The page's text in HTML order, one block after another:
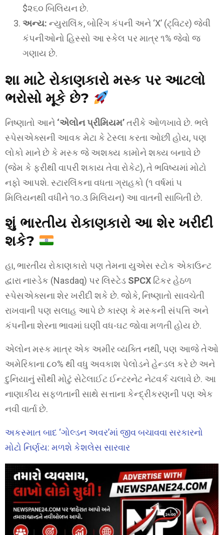
$૨૬૦ બિલિયન છે.
અન્ય: ન્યુરાલિંક, બોરિંગ કંપની અને ‘X’ (ટ્વિટર) જેવી
કંપનીઓનો હિસ્સો આ સ્કેલ પર માત્ર ૧% જેવો જ
ગણાય છે.
શા માટે રોકાણકારો મસ્ક પર આટલો
ભરોસો મૂકે છે?
નિષ્ણાતો આને ‘એલોન પ્રીમિયમ’તરીકે ઓળખાવે છે. ભલે
સ્પેસએક્સની આવક મેટા કે ટેસ્લા કરતા ઓછી હોય, પણ
લોકો માને છે કે મસ્ક જે અશક્ય કામોને શક્ય બનાવે છે
(જેમ કે ફરીથી વાપરી શકાય તેવા રોકેટ), તે ભવિષ્યમાં મોટો
નફો આપશે. સ્ટારલિંકના વધતા ગ્રાહકો (૧ વર્ષમાં ૫
મિલિયનથી વધીને ૧૦.૩ મિલિયન) આ વાતની સાબિતી છે.
શું ભારતીય રોકાણકારો આ શેર ખરીદી
શકે?
હા, ભારતીય રોકાણકારો પણ તેમના યુએસ સ્ટોક એકાઉન્ટ
દ્વારા નાસ્ડેક (Nasdaq) પર લિસ્ટેડ SPCX ટિકર હેઠળ
સ્પેસએક્સના શેર ખરીદી શકે છે. જોકે, નિષ્ણાતો સાવચેતી
રાખવાની પણ સલાહ આપે છે કારણ કે મસ્કની સંપત્તિ અને
કંપનીના શેરના ભાવમાં ઘણી વધ-ઘટ જોવા મળતી હોય છે.
એલોન મસ્ક માત્ર એક અમીર વ્યક્તિ નથી, પણ આજે તેઓ
અમેરિકાના ૮૦% થી વધુ અવકાશ પેલોડને હેન્ડલ કરે છે અને
દુનિયાનું સૌથી મોટું સેટેલાઈટ ઈન્ટરનેટ નેટવર્ક ચલાવે છે. આ
નાણાકીય સફળતાની સાથે સત્તાના કેન્દ્રીકરણની પણ એક
નવી વાર્તા છે.
અકસ્માત બાદ ‘ગોલ્ડન અવર’માં જીવ બચાવવા સરકારનો
મોટો નિર્ણય: મળશે કેશલેસ સારવાર